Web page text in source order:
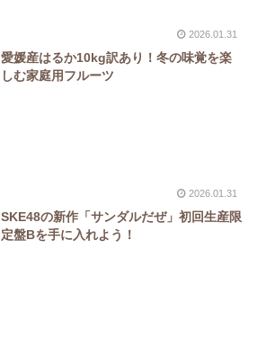
2026.01.31
愛媛産はるか10kg訳あり！冬の味覚を楽
しむ家庭用フルーツ
2026.01.31
SKE48の新作「サンダルだぜ」初回生産限
定盤Bを手に入れよう！